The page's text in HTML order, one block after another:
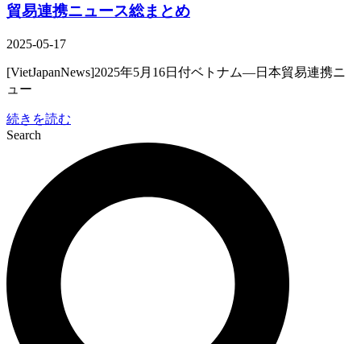
貿易連携ニュース総まとめ
2025-05-17
[VietJapanNews]2025年5月16日付ベトナム―日本貿易連携ニ
ュー
続きを読む
Search